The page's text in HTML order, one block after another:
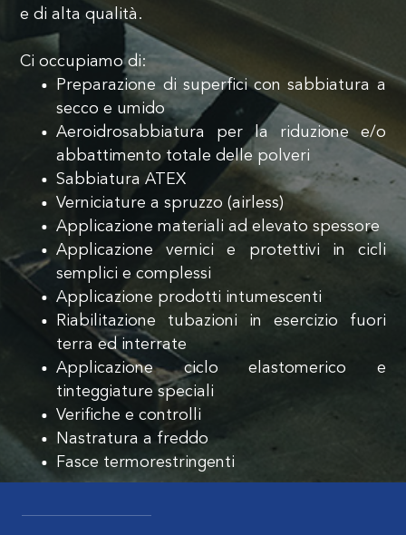
e di alta qualità.
Ci occupiamo di:
Preparazione di superfici con sabbiatura a
secco e umido
Aeroidrosabbiatura per la riduzione e/o
abbattimento totale delle polveri
Sabbiatura ATEX
Verniciature a spruzzo (airless)
Applicazione materiali ad elevato spessore
Applicazione vernici e protettivi in cicli
semplici e complessi
Applicazione prodotti intumescenti
Riabilitazione tubazioni in esercizio fuori
terra ed interrate
Applicazione ciclo elastomerico e
tinteggiature speciali
Verifiche e controlli
Nastratura a freddo
Fasce termorestringenti